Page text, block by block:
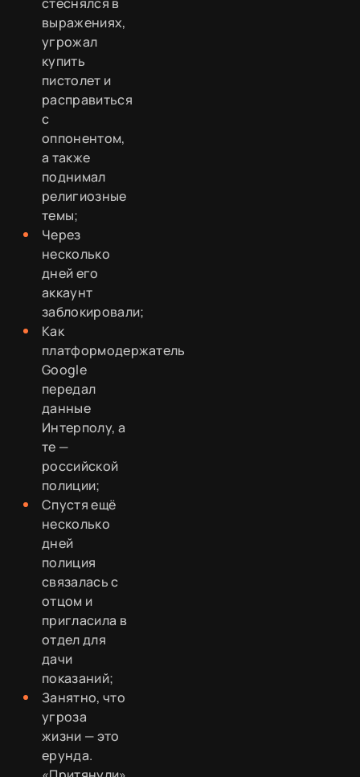
выражениях,
угрожал
купить
пистолет и
расправиться
с
оппонентом,
а также
поднимал
религиозные
темы;
Через
несколько
дней его
аккаунт
заблокировали;
Как
платформодержатель
Google
передал
данные
Интерполу, а
те —
российской
полиции;
Спустя ещё
несколько
дней
полиция
связалась с
отцом и
пригласила в
отдел для
дачи
показаний;
Занятно, что
угроза
жизни — это
ерунда.